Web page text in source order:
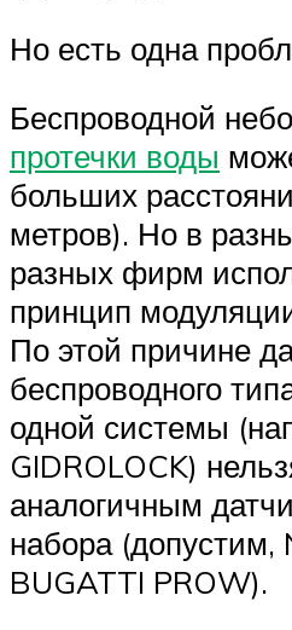
Но есть одна
Беспроводной
протечки воды
больших
метров). Но в
разных фирм
принцип
По этой причине
беспроводного
одной системы
GIDROLOCK)
аналогичным
набора (допустим,
BUGATTI PROW).